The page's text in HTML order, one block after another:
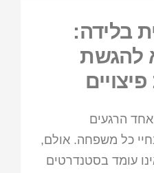
בלידה:
להגשת
הרגעים
כל משפחה. אולם,
עומד בסטנדרטים